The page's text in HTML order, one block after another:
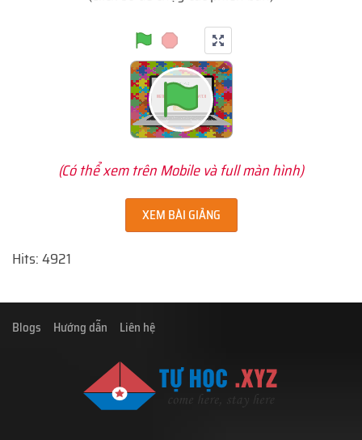
(Có thể xem trên Mobile và full màn hình)
XEM BÀI GIẢNG
Hits: 4921
Blogs Hướng dẫn Liên hệ